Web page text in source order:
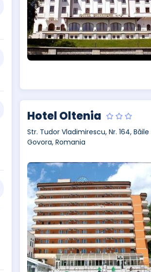
Hotel Oltenia
Str. Tudor Vladimirescu, Nr. 164, Băile
Govora, Romania